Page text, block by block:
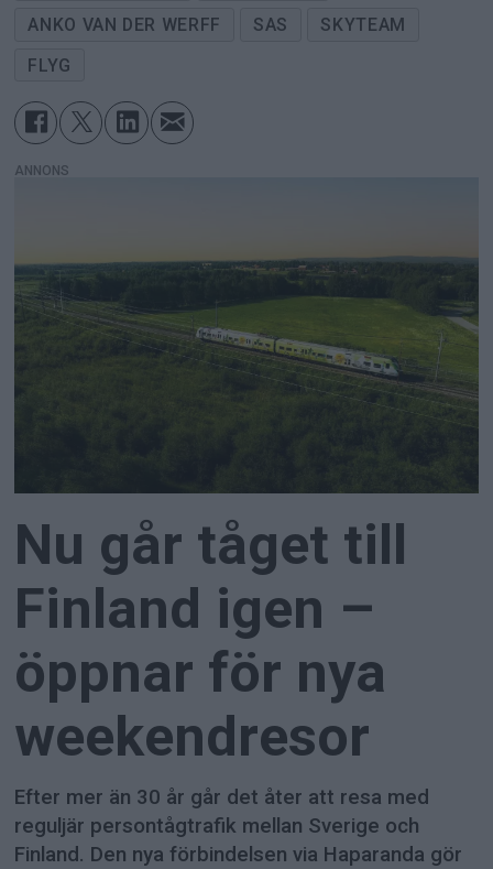
ANKO VAN DER WERFF
SAS
SKYTEAM
FLYG
ANNONS
Nu går tåget till
Finland igen –
öppnar för nya
weekendresor
Efter mer än 30 år går det åter att resa med
reguljär persontågtrafik mellan Sverige och
Finland. Den nya förbindelsen via Haparanda gör